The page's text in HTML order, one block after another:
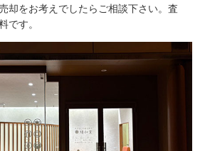
却をお考えでしたらご相談下さい。査
です。